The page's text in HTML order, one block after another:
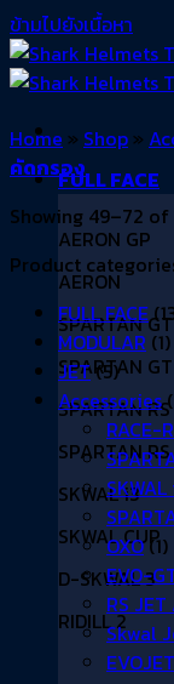
ข้ามไปยังเนื้อหา
FULL FACE
AERON GP
AERON
SPARTAN
SPARTAN
SPARTAN
SPARTAN RS
SKWAL i3
SKWAL CUP
D-SKWAL 3
RIDILL 2
Home » Shop»
คัดกรอง
Showing 49–72 of
Product
FULL FACE
MODULAR (1)
JET(5)
Accessories
RACE-
OXO (1)
EVO-
RS
Skwal
EVOJET